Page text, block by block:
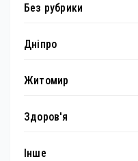
Без рубрики
Дніпро
Житомир
Здоров'я
Інше